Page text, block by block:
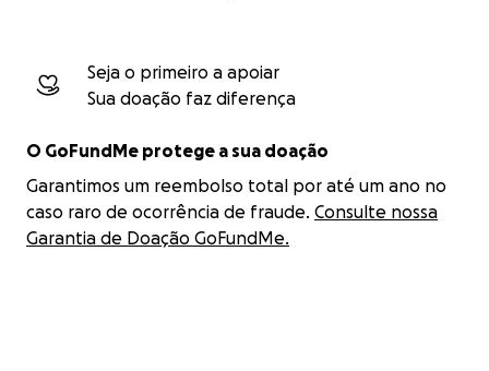
Seja o primeiro a apoiar
Sua doação faz diferença
O GoFundMe protege a sua doação
Garantimos um reembolso total por até um ano no
caso raro de ocorrência de fraude. Consulte nossa
Garantia de Doação GoFundMe.